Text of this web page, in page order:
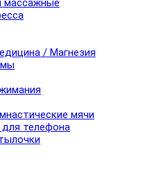
массажные
/ Магнезия
мячи
для телефона